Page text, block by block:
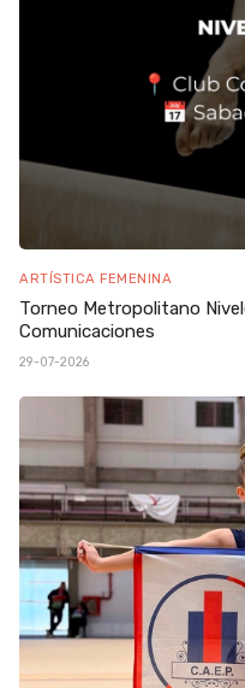
ARTÍSTICA FEMENINA
Torneo Metropolitano
Comunicaciones
29-07-2026